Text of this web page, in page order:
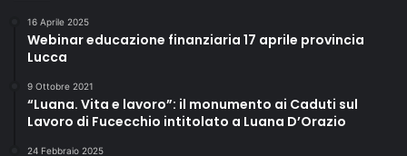
16 Aprile 2025
Webinar educazione finanziaria 17 aprile provincia
Lucca
9 Ottobre 2021
“Luana. Vita e lavoro”: il monumento ai Caduti sul
Lavoro di Fucecchio intitolato a Luana D’Orazio
24 Febbraio 2025